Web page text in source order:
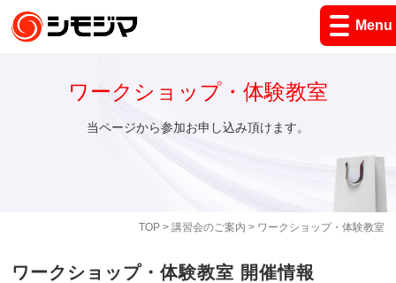
Menu
TOP> 講習会のご案内 > ワークショップ・体験教室
ワークショップ・体験教室
当ページから参加お申し込み頂けます。
ワークショップ・体験教室 開催情報